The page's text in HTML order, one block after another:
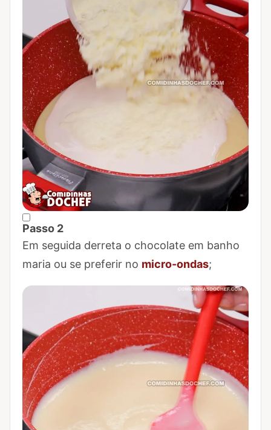
Passo 2
Marcar Passo 2 como concluído
Em seguida derreta o chocolate em banho
maria ou se preferir no micro-ondas;